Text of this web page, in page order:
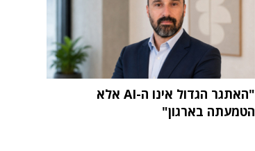
"האתגר הגדול אינו ה-AI אלא
הטמעתה בארגון"